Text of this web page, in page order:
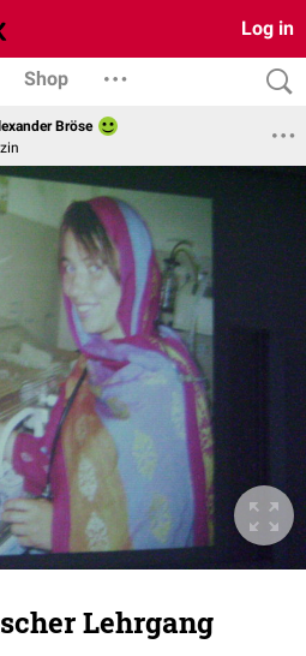
Log in
Shop
Bröse
Lehrgang